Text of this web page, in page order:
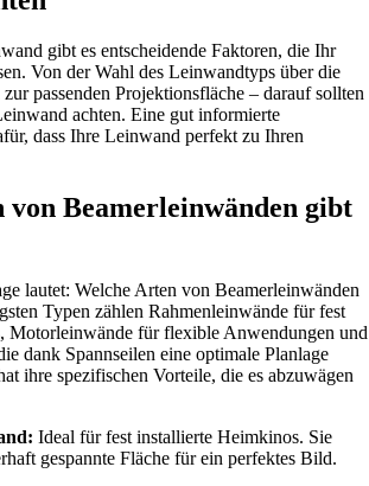
gibt es entscheidende Faktoren, die Ihr
Von der Wahl des Leinwandtyps über die
passenden Projektionsfläche – darauf sollten
achten. Eine gut informierte
dass Ihre Leinwand perfekt zu Ihren
von Beamerleinwänden gibt
lautet: Welche Arten von Beamerleinwänden
Typen zählen Rahmenleinwände für fest
Motorleinwände für flexible Anwendungen und
dank Spannseilen eine optimale Planlage
ihre spezifischen Vorteile, die es abzuwägen
Ideal für fest installierte Heimkinos. Sie
gespannte Fläche für ein perfektes Bild.